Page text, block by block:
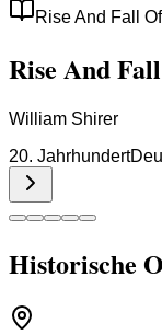
Rise And Fall
Rise And
William Shirer
20. Jahrhundert
Historische